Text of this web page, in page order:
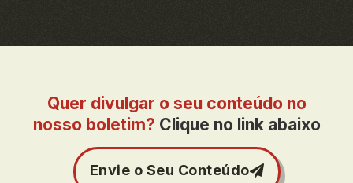
Quer divulgar o seu conteúdo no
nosso boletim? Clique no link abaixo
Envie o Seu Conteúdo